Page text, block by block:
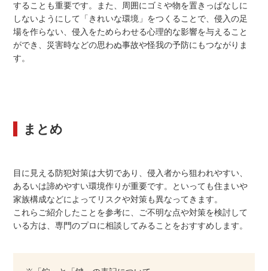
することも重要です。また、周囲にゴミや物を置きっぱなしに
しないようにして「きれいな環境」をつくることで、侵入の足
場を作らない、侵入をためらわせる心理的な影響を与えること
ができ、災害時などの思わぬ事故や怪我の予防にもつながりま
す。
まとめ
目に見える防犯対策は大切であり、侵入者から狙われやすい、
あるいは諦めやすい環境作りが重要です。といっても住まいや
家族構成などによってリスクや対策も異なってきます。
これらご紹介したことを参考に、ご不明な点や対策を検討して
いる方は、専門のプロに相談してみることをおすすめします。